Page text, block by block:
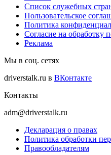
Список служебных
Пользовательское
Политика
Согласие на обработку
Реклама
Мы в соц. сетях
driverstalk.ru в ВКонтакте
Контакты
adm@driverstalk.ru
Декларация о правах
Политика обработки
Правообладателям